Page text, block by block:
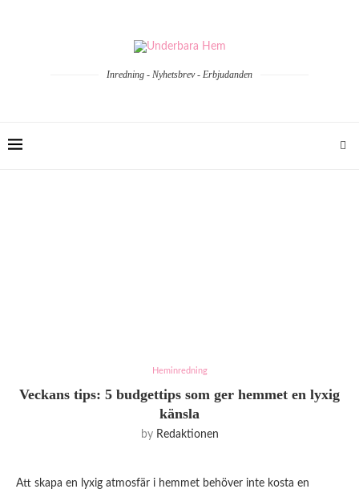
Inredning - Nyhetsbrev - Erbjudanden
Heminredning
Veckans tips: 5 budgettips som ger hemmet en lyxig
känsla
by Redaktionen
Att skapa en lyxig atmosfär i hemmet behöver inte kosta en